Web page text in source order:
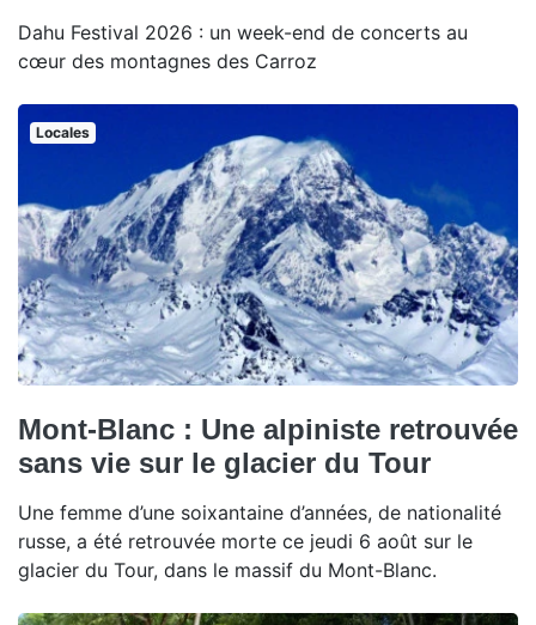
Dahu Festival 2026 : un week-end de concerts au
cœur des montagnes des Carroz
Locales
Mont-Blanc : Une alpiniste retrouvée
sans vie sur le glacier du Tour
Une femme d’une soixantaine d’années, de nationalité
russe, a été retrouvée morte ce jeudi 6 août sur le
glacier du Tour, dans le massif du Mont-Blanc.